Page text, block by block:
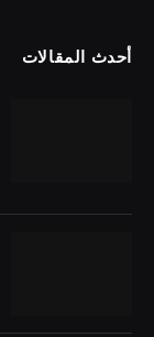
أحدث المقالات